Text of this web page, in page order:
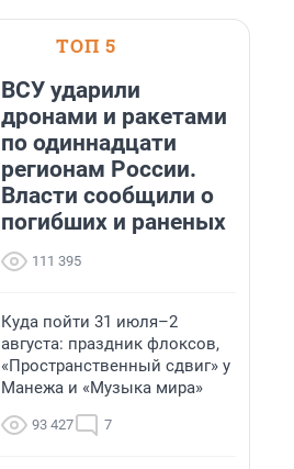
ТОП 5
ВСУ ударили
дронами и ракетами
по одиннадцати
регионам России.
Власти сообщили о
погибших и раненых
111 395
Куда пойти 31 июля–2
августа: праздник флоксов,
«Пространственный сдвиг» у
Манежа и «Музыка мира»
93 427 7